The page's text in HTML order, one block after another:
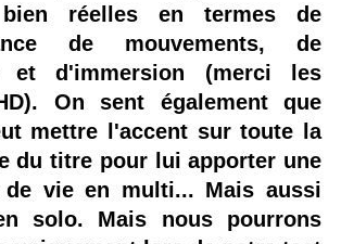
bien réelles en termes de
de mouvements, de
et d'immersion (merci les
On sent également que
mettre l'accent sur toute la
du titre pour lui apporter une
de vie en multi... Mais aussi
solo. Mais nous pourrons